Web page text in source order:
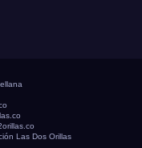
Las Dos Orillas